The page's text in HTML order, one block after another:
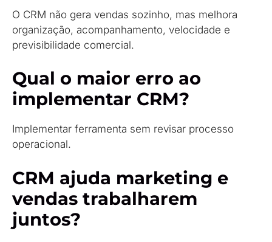
O CRM não gera vendas sozinho, mas melhora
organização, acompanhamento, velocidade e
previsibilidade comercial.
Qual o maior erro ao
implementar CRM?
Implementar ferramenta sem revisar processo
operacional.
CRM ajuda marketing e
vendas trabalharem
juntos?